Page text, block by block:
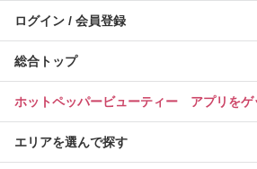
ログイン / 会員登録
総合トップ
ホットペッパービューティー アプリをゲ
エリアを選んで探す